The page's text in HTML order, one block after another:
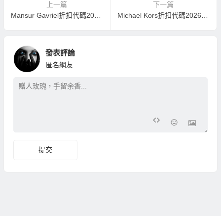
上一篇
Mansur Gavriel折扣代碼2026-mansurgavriel美國官網全場精選包袋限時6折閃促 免郵中國
下一篇
發表評論
匿名網友
提交